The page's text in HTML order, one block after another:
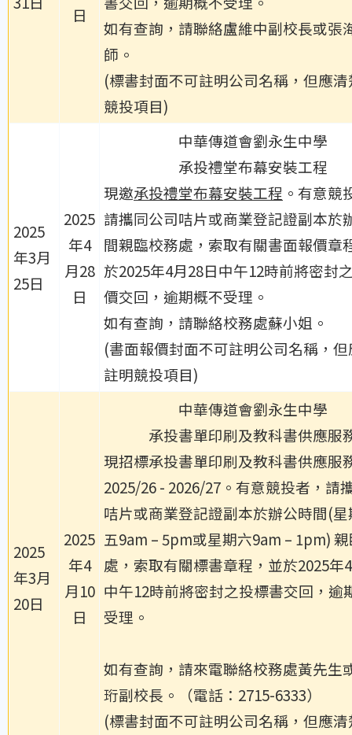
日
如有查詢，請聯絡盧維中副校長或張
師。
(標書封面不可註明公司名稱，但應
競投項目)
2025
年3月
25日
2025
年4
月28
日
中華傳道會劉永生中學
承投禮堂布幕安裝工程
現邀承投禮堂布幕安裝工程 。有意競
請攜同公司咭片或商業登記證副本於
間親臨校務處，索取有關書面報價章
於2025年4月28日中午12時前將密封
價交回，逾期概不受理。
如有查詢，請聯絡校務處蘇小姐。
(書面報價封面不可註明公司名稱，
註明競投項目)
2025
年3月
20日
2025
年4
月10
日
中華傳道會劉永生中學
承投書單印刷及教科書供應服
現招標承投書單印刷及教科書供應服
2025/26 - 2026/27。有意競投者，請
咭片或商業登記證副本於辦公時間(
五9am – 5pm或星期六9am – 1pm)
處，索取有關標書章程，並於2025年
中午12時前將密封之投標書交回，逾
受理。
如有查詢，請來電聯絡校務處黃先生
珩副校長。（電話：2715-6333）
(標書封面不可註明公司名稱，但應